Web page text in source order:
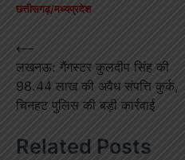
छत्तीसगढ़/मध्यप्रदेश
Post
navigation
⟵
लखनऊ: गैंगस्टर कुलदीप सिंह की
98.44 लाख की अवैध संपत्ति कुर्क,
चिनहट पुलिस की बड़ी कार्रवाई
Related Posts